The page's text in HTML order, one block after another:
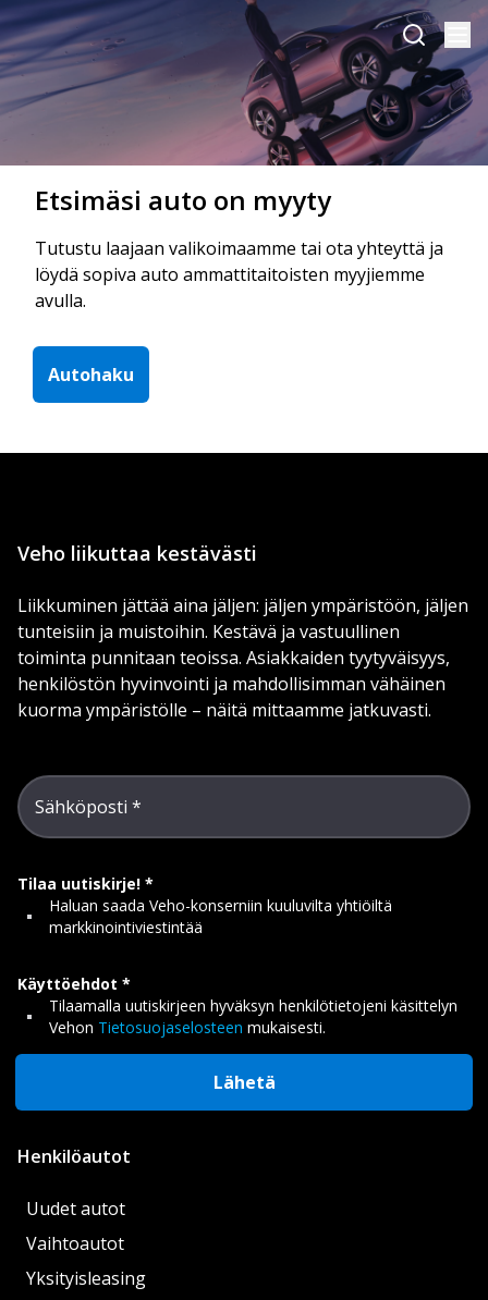
Etsimäsi auto on myyty
Tutustu laajaan valikoimaamme tai ota yhteyttä ja
löydä sopiva auto ammattitaitoisten myyjiemme
avulla.
Autohaku
Veho liikuttaa kestävästi
Liikkuminen jättää aina jäljen: jäljen ympäristöön, jäljen
tunteisiin ja muistoihin. Kestävä ja vastuullinen
toiminta punnitaan teoissa. Asiakkaiden tyytyväisyys,
henkilöstön hyvinvointi ja mahdollisimman vähäinen
kuorma ympäristölle – näitä mittaamme jatkuvasti.
Sähköposti
Tilaa uutiskirje!
Haluan saada Veho-konserniin kuuluvilta yhtiöiltä
markkinointiviestintää
Käyttöehdot
Tilaamalla uutiskirjeen hyväksyn henkilötietojeni käsittelyn
Vehon Tietosuojaselosteen mukaisesti.
Lähetä
Henkilöautot
Uudet autot
Vaihtoautot
Yksityisleasing